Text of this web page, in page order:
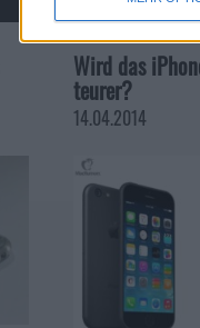
Wird das
teurer?
14.04.2014